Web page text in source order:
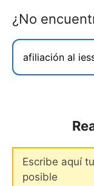
¿No